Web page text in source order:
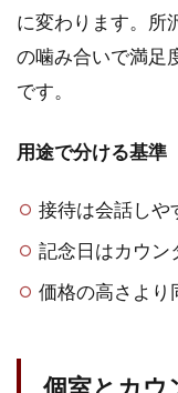
に変わります。所
の噛み合いで満足
です。
用途で分ける基準
接待は会話しや
記念日はカウン
価格の高さより